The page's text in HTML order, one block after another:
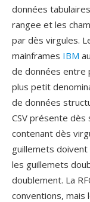
données
rangee et les
par dès virgules.
mainframes IBM
de données entre
plus petit
de données
CSV présente dès
contenant dès
guillemets
les guillemets
doublement. La
conventions, mais